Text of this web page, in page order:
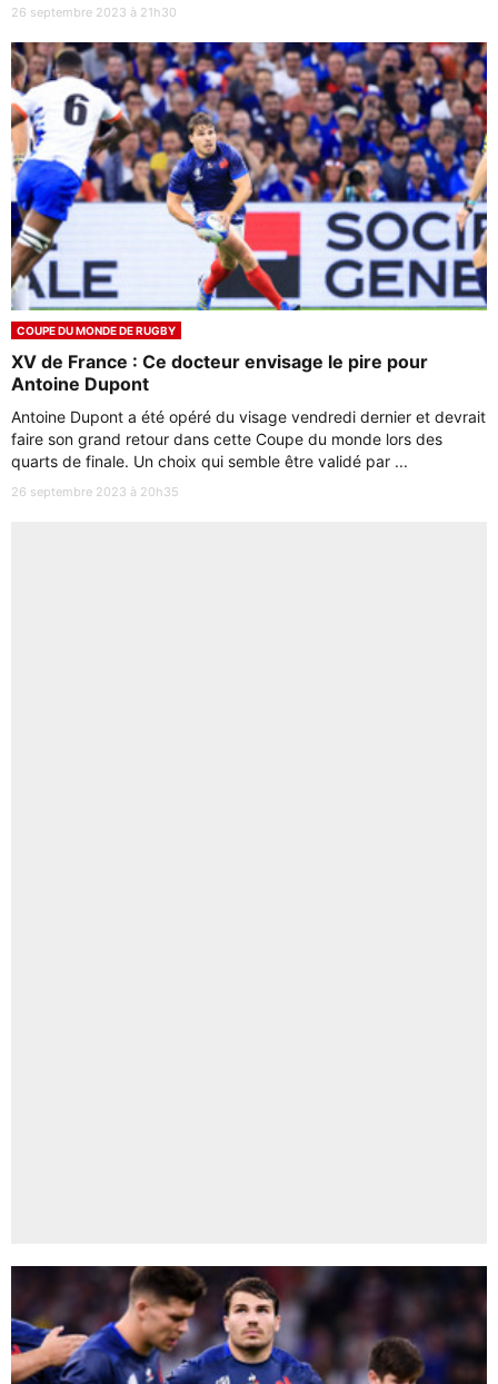
26 septembre 2023 à 21h30
COUPE DU MONDE DE RUGBY
XV de France : Ce docteur envisage le pire pour
Antoine Dupont
Antoine Dupont a été opéré du visage vendredi dernier et devrait
faire son grand retour dans cette Coupe du monde lors des
quarts de finale. Un choix qui semble être validé par ...
26 septembre 2023 à 20h35